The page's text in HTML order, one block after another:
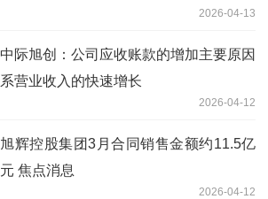
2026-04-13
中际旭创：公司应收账款的增加主要原因
系营业收入的快速增长
2026-04-12
旭辉控股集团3月合同销售金额约11.5亿
元 焦点消息
2026-04-12